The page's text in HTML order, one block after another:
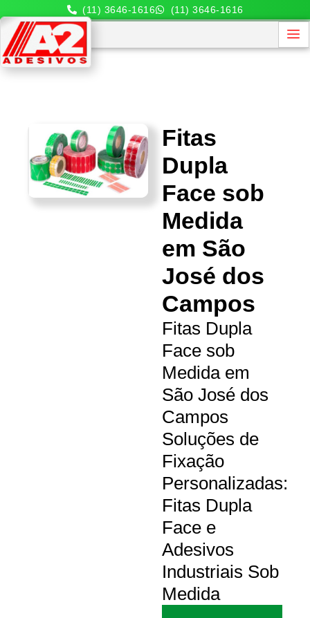
(11) 3646-1616 (11) 3646-1616
Fitas
Dupla
Face sob
Medida
em São
José dos
Campos
Fitas Dupla
Face sob
Medida em
São José dos
Campos
Soluções de
Fixação
Personalizadas:
Fitas Dupla
Face e
Adesivos
Industriais Sob
Medida